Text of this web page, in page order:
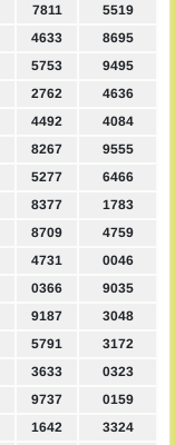
7811
5519
4633
8695
5753
9495
2762
4636
4492
4084
8267
9555
5277
6466
8377
1783
8709
4759
4731
0046
0366
9035
9187
3048
5791
3172
3633
0323
9737
0159
1642
3324